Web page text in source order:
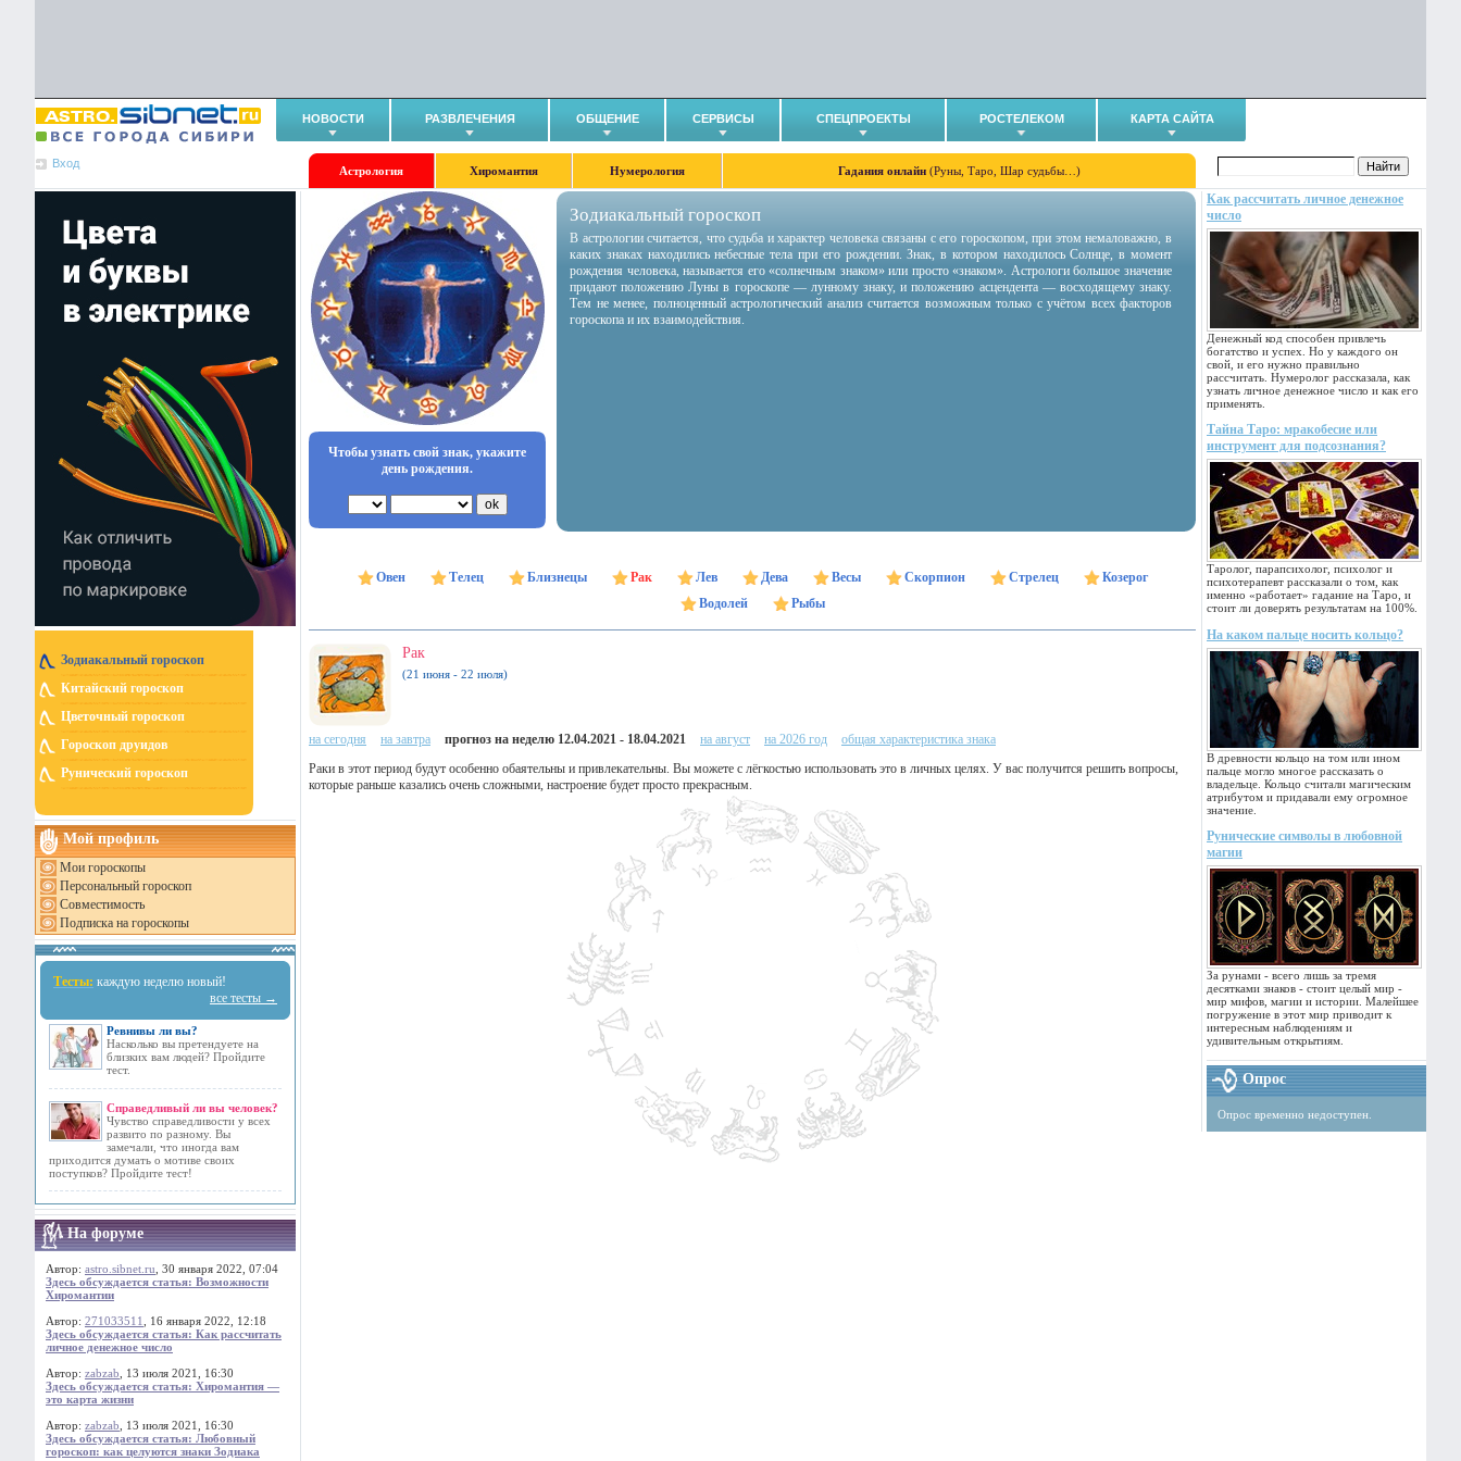
НОВОСТИ РАЗВЛЕЧЕНИЯ ОБЩЕНИЕ СЕРВИСЫ СПЕЦПРОЕКТЫ РОСТЕЛЕКОМ КАРТА САЙТА
Вход
Астрология Хиромантия Нумерология Гадания онлайн (Руны, Таро, Шар судьбы…)
Зодиакальный гороскоп
Китайский гороскоп
Цветочный гороскоп
Гороскоп друидов
Рунический гороскоп
Мой профиль
Мои гороскопы
Персональный гороскоп
Совместимость
Подписка на гороскопы
Тесты: каждую неделю новый!
все тесты →
Ревнивы ли вы?
Насколько вы претендуете на
близких вам людей? Пройдите
тест.
Справедливый ли вы человек?
Чувство справедливости у всех
развито по разному. Вы
замечали, что иногда вам
приходится думать о мотиве своих
поступков? Пройдите тест!
На форуме
Автор: astro.sibnet.ru , 30 января 2022, 07:04
Здесь обсуждается статья: Возможности
Хиромантии
Автор: 271033511
, 16 января 2022, 12:18
Здесь обсуждается статья: Как рассчитать
личное денежное число
Автор: zabzab , 13 июля 2021, 16:30
Здесь обсуждается статья: Хиромантия —
это карта жизни
Автор: zabzab , 13 июля 2021, 16:30
Здесь обсуждается статья: Любовный
гороскоп: как целуются знаки Зодиака
Как рассчитать личное денежное
число
Денежный код способен привлечь
богатство и успех. Но у каждого он
свой, и его нужно правильно
рассчитать. Нумеролог рассказала, как
узнать личное денежное число и как его
применять.
Тайна Таро: мракобесие или
инструмент для подсознания?
Таролог, парапсихолог, психолог и
психотерапевт рассказали о том, как
именно «работает» гадание на Таро, и
стоит ли доверять результатам на 100%.
На каком пальце носить кольцо?
В древности кольцо на том или ином
пальце могло многое рассказать о
владельце. Кольцо считали магическим
атрибутом и придавали ему огромное
значение.
Рунические символы в любовной
магии
За рунами - всего лишь за тремя
десятками знаков - стоит целый мир -
мир мифов, магии и истории. Малейшее
погружение в этот мир приводит к
интересным наблюдениям и
удивительным открытиям.
Опрос
Опрос временно недоступен.
Чтобы узнать свой знак, укажите
день рождения.
Зодиакальный гороскоп
В астрологии считается, что судьба и характер человека связаны с его гороскопом, при этом немаловажно, в
каких знаках находились небесные тела при его рождении. Знак, в котором находилось Солнце, в момент
рождения человека, называется его «солнечным знаком» или просто «знаком». Астрологи большое значение
придают положению Луны в гороскопе — лунному знаку, и положению асцендента — восходящему знаку.
Тем не менее, полноценный астрологический анализ считается возможным только с учётом всех факторов
гороскопа и их взаимодействия.
Овен Телец Близнецы Рак Лев Дева Весы Скорпион Стрелец
Козерог
Водолей
Рыбы
Рак
(21 июня - 22 июля)
на сегодня на завтра прогноз на неделю 12.04.2021 - 18.04.2021 на август на 2026 год
общая характеристика знака
Раки в этот период будут особенно обаятельны и привлекательны. Вы можете с лёгкостью использовать это в личных целях. У вас получится решить вопросы,
которые раньше казались очень сложными, настроение будет просто прекрасным.